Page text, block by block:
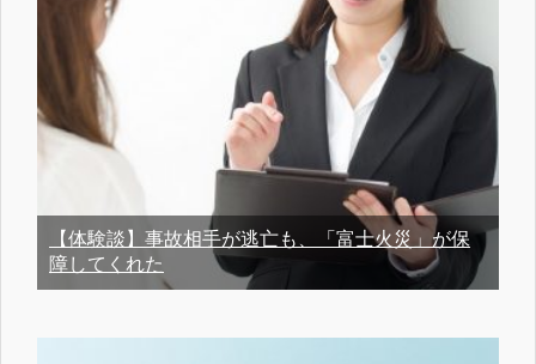
【体験談】事故相手が逃亡も、「富士火災」が保
障してくれた